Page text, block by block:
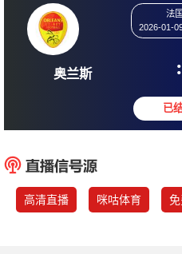
奥兰斯
高清直播 咪咕体育